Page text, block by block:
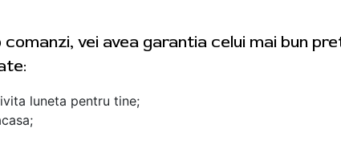
vei avea garantia celui mai bun
luneta pentru tine;